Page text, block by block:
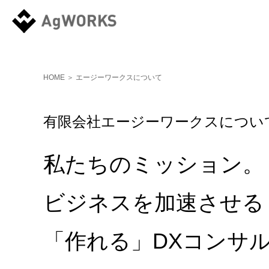
HOME ＞ エージーワークスについて
有限会社エージーワークスについ
私たちのミッション。
ビジネスを加速させる
「作れる」DXコンサ